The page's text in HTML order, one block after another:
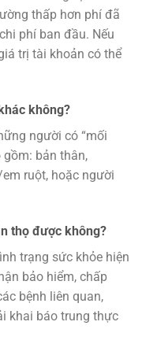
thấp hơn phí đã
phí ban đầu. Nếu
trị tài khoản có thể
không?
người có “mối
gồm: bản thân,
ruột, hoặc người
thọ được không?
trạng sức khỏe hiện
bảo hiểm, chấp
bệnh liên quan,
khai báo trung thực